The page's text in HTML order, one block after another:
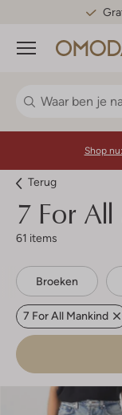
Menu
Shop nu:
Terug
7 For
61 items
Broeken
7 For All Mankind